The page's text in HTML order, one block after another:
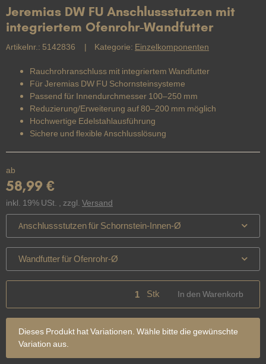
Jeremias DW FU Anschlussstutzen mit
integriertem Ofenrohr-Wandfutter
Artikelnr.: 5142836 Kategorie: Einzelkomponenten
Rauchrohranschluss mit integriertem Wandfutter
Für Jeremias DW FU Schornsteinsysteme
Passend für Innendurchmesser 100–250 mm
Reduzierung/Erweiterung auf 80–200 mm möglich
Hochwertige Edelstahlausführung
Sichere und flexible Anschlusslösung
ab
58,99 €
inkl. 19% USt. , zzgl. Versand
Anschlussstutzen für Schornstein-Innen-Ø
Wandfutter für Ofenrohr-Ø
Stk In den Warenkorb
x
Dieses Produkt hat Variationen. Wähle bitte die gewünschte
Variation aus.